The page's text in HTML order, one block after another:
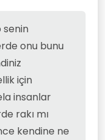
için üst akıla
ona teslim
umacaksın.
senin
onu bunu
için
insanlar
rakı mı
kendine ne